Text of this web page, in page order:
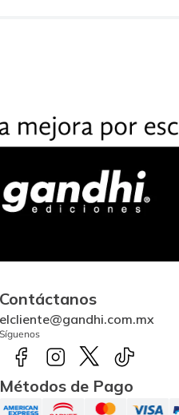
Contáctanos
elcliente@gandhi.com.mx
Síguenos
Métodos de Pago